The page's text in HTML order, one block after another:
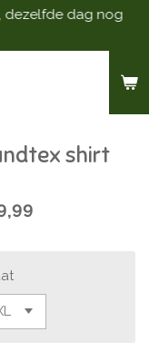
dezelfde dag nog
shirt